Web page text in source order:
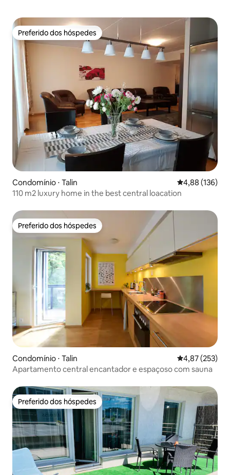
Preferido dos hóspedes
Preferido dos hóspedes
Condomínio ⋅ Talin 4,88 de uma
4,88 (136)
110 m2 luxury home in the best central loacation
Preferido dos hóspedes
Preferido dos hóspedes
Condomínio ⋅ Talin 4,87 de uma
4,87 (253)
Apartamento central encantador e espaçoso com sauna
Preferido dos hóspedes
Preferido dos hóspedes